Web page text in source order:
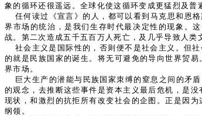
象的循环还很遥远。全球化使这循环变成更猛烈及普
任何读过《宣言》的人，都可以看到马克思和恩
界市场的统治，是我们生存时代最决定性的现象。
战。第二次造成五千五百万人死亡，及几乎导致人类
社会主义是国际性的，否则便不是社会主义。但
的就是民族国家的诞生。将无可避免的导向世界贸
界市场。
巨大生产的潜能与民族国家朿缚的窒息之间的矛
的观念，去推断这些事件是资本主义最后危机，是
现状，和激烈的抗拒所有改变社会的企图。正是因
纲领。